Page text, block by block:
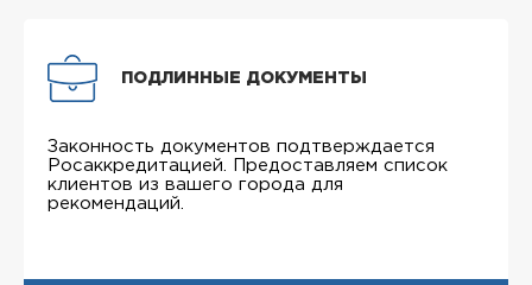
ПОДЛИННЫЕ ДОКУМЕНТЫ
Законность документов подтверждается
Росаккредитацией. Предоставляем список
клиентов из вашего города для
рекомендаций.